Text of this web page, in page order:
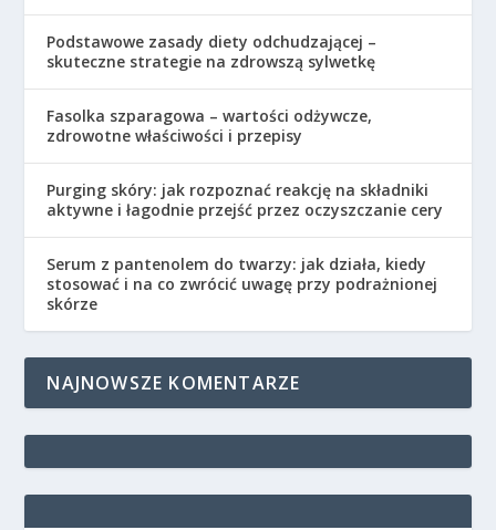
Podstawowe zasady diety odchudzającej –
skuteczne strategie na zdrowszą sylwetkę
Fasolka szparagowa – wartości odżywcze,
zdrowotne właściwości i przepisy
Purging skóry: jak rozpoznać reakcję na składniki
aktywne i łagodnie przejść przez oczyszczanie cery
Serum z pantenolem do twarzy: jak działa, kiedy
stosować i na co zwrócić uwagę przy podrażnionej
skórze
NAJNOWSZE KOMENTARZE